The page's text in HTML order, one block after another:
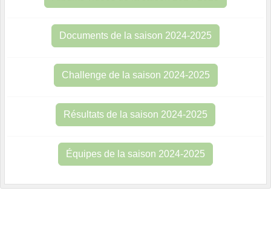
Documents de la saison 2024-2025
Challenge de la saison 2024-2025
Résultats de la saison 2024-2025
Équipes de la saison 2024-2025